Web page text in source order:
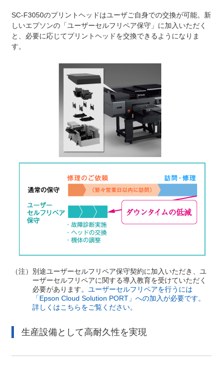
SC-F3050のプリントヘッドはユーザご自身での交換が可能。新
しいエプソンの「ユーザーセルフリペア保守」に加入いただく
と、必要に応じてプリントヘッドを交換できるようになりま
す。
（注） 別途ユーザーセルフリペア保守契約に加入いただき、ユ
ーザーセルフリペアに関する導入教育を受けていただく
必要があります。 ユーザーセルフリペアを行うには
「Epson Cloud Solution PORT」への加入が必要です。
詳しくはこちらをご覧ください。
生産設備として高耐久性を実現